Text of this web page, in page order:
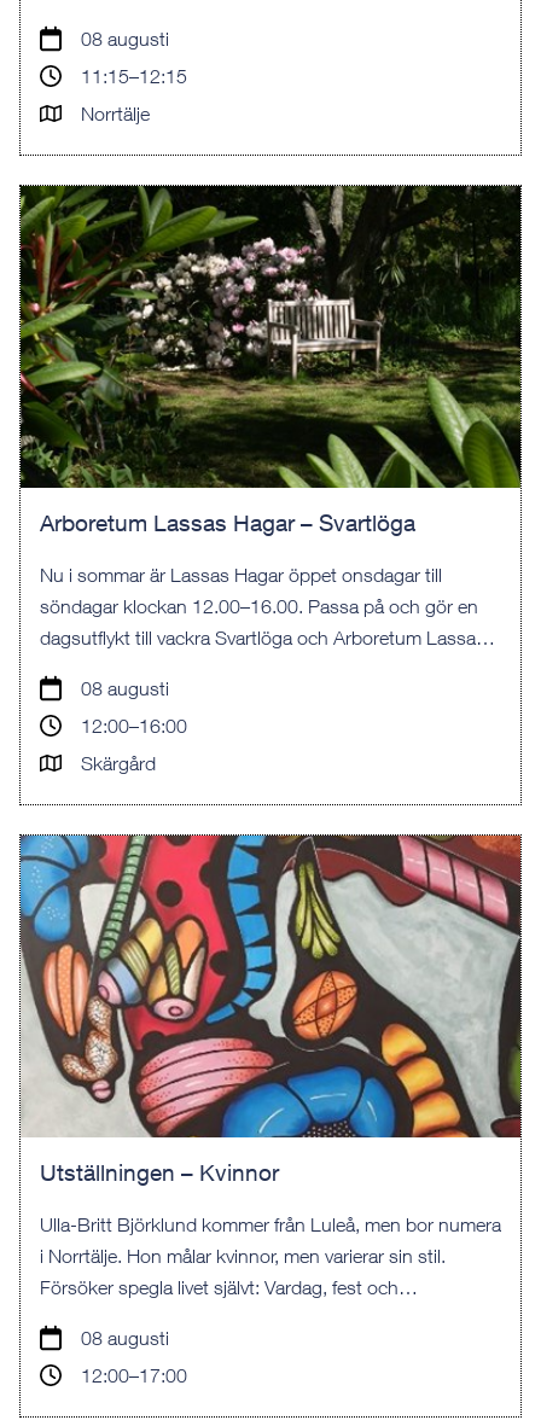
08 augusti
11:15–12:15
Norrtälje
Arboretum Lassas Hagar – Svartlöga
Nu i sommar är Lassas Hagar öppet onsdagar till
söndagar klockan 12.00–16.00. Passa på och gör en
dagsutflykt till vackra Svartlöga och Arboretum Lassas
08 augusti
12:00–16:00
Skärgård
Utställningen – Kvinnor
Ulla-Britt Björklund kommer från Luleå, men bor numera
i Norrtälje. Hon målar kvinnor, men varierar sin stil.
Försöker spegla livet självt: Vardag, fest och
08 augusti
12:00–17:00